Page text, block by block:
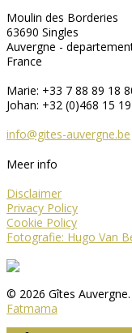
Moulin des Borderies
63690 Singles
Auvergne -
France
Marie: +33 7 88 89 18
Johan: +32 (0)468 15
info@gites-auvergne.be
Meer info
Disclaimer
Privacy Policy
Cookie Policy
Fotografie: Hugo Van
© 2026 Gîtes
Fatmama